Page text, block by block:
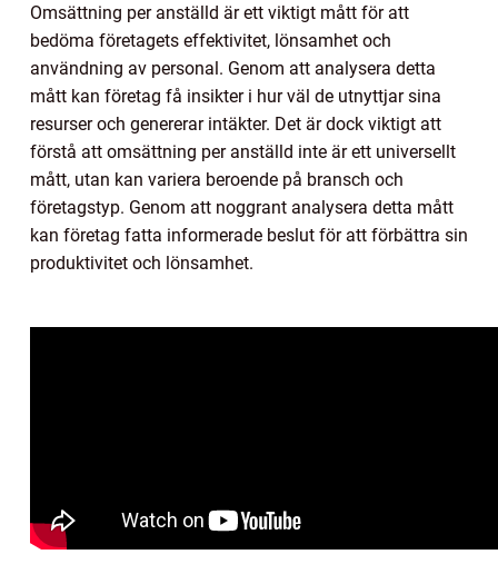
Omsättning per anställd är ett viktigt mått för att
bedöma företagets effektivitet, lönsamhet och
användning av personal. Genom att analysera detta
mått kan företag få insikter i hur väl de utnyttjar sina
resurser och genererar intäkter. Det är dock viktigt att
förstå att omsättning per anställd inte är ett universellt
mått, utan kan variera beroende på bransch och
företagstyp. Genom att noggrant analysera detta mått
kan företag fatta informerade beslut för att förbättra sin
produktivitet och lönsamhet.